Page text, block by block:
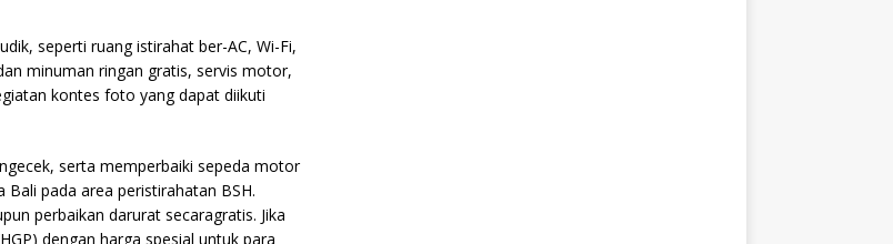
seperti ruang istirahat ber-AC, Wi-Fi,
minuman ringan gratis, servis motor,
kontes foto yang dapat diikuti
serta memperbaiki sepeda motor
pada area peristirahatan BSH.
perbaikan darurat secaragratis. Jika
dengan harga spesial untuk para